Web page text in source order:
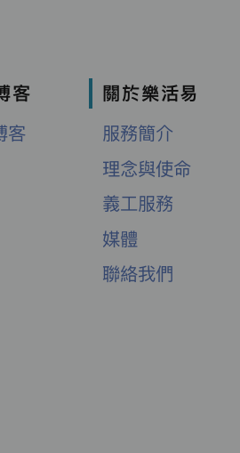
客
客
關於樂活易
服務簡介
理念與使命
義工服務
媒體
聯絡我們